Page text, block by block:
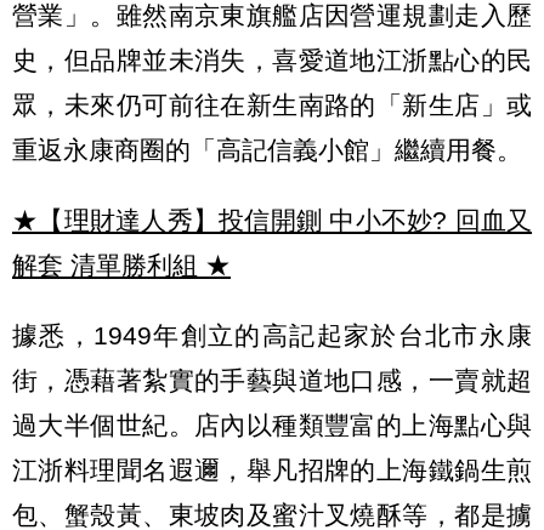
營業」。雖然南京東旗艦店因營運規劃走入歷
史，但品牌並未消失，喜愛道地江浙點心的民
眾，未來仍可前往在新生南路的「新生店」或
重返永康商圈的「高記信義小館」繼續用餐。
★【理財達人秀】投信開鍘 中小不妙? 回血又
解套 清單勝利組 ★
據悉，1949年創立的高記起家於台北市永康
街，憑藉著紮實的手藝與道地口感，一賣就超
過大半個世紀。店內以種類豐富的上海點心與
江浙料理聞名遐邇，舉凡招牌的上海鐵鍋生煎
包、蟹殼黃、東坡肉及蜜汁叉燒酥等，都是擄